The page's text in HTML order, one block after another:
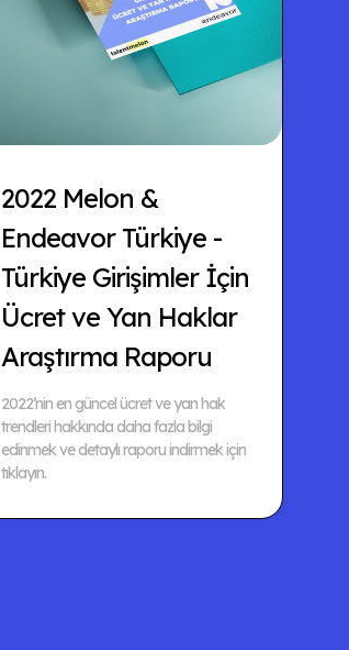
2022 Melon &
Endeavor Türkiye -
Türkiye Girişimler İçin
Ücret ve Yan Haklar
Araştırma Raporu
2022’nin en güncel ücret ve yan hak
trendleri hakkında daha fazla bilgi
edinmek ve detaylı raporu indirmek için
tıklayın.